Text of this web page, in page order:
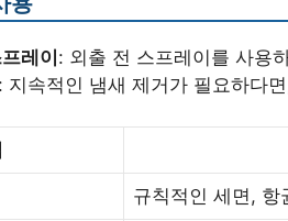
레이: 외출 전 스프레이를 사용
: 지속적인 냄새 제거가 필요하다
규칙적인 세면, 항